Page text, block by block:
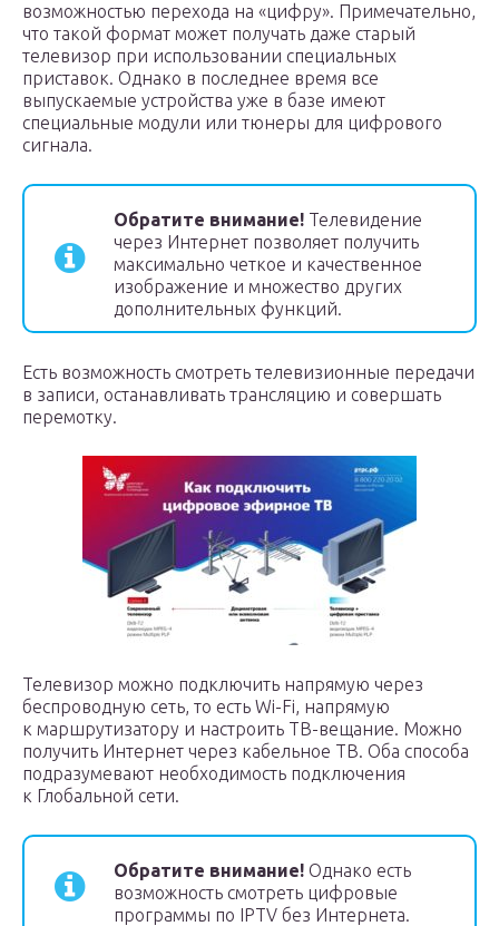
возможностью перехода на «цифру». Примечательно,
что такой формат может получать даже старый
телевизор при использовании специальных
приставок. Однако в последнее время все
выпускаемые устройства уже в базе имеют
специальные модули или тюнеры для цифрового
сигнала.
Обратите внимание! Телевидение
через Интернет позволяет получить
максимально четкое и качественное
изображение и множество других
дополнительных функций.
Есть возможность смотреть телевизионные передачи
в записи, останавливать трансляцию и совершать
перемотку.
Телевизор можно подключить напрямую через
беспроводную сеть, то есть Wi-Fi, напрямую
к маршрутизатору и настроить ТВ-вещание. Можно
получить Интернет через кабельное ТВ. Оба способа
подразумевают необходимость подключения
к Глобальной сети.
Обратите внимание! Однако есть
возможность смотреть цифровые
программы по IPTV без Интернета.